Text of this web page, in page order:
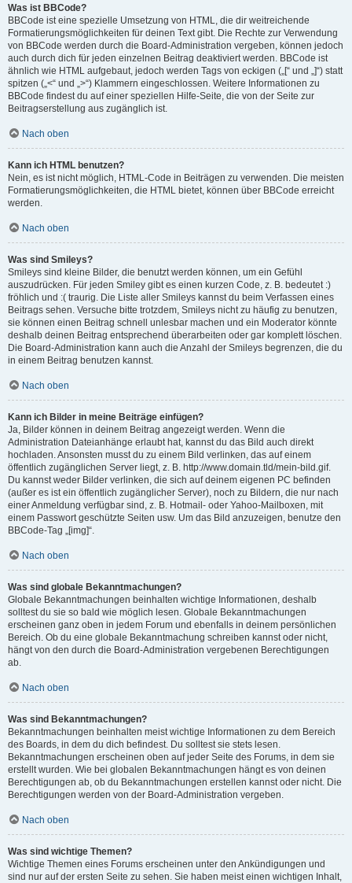
Was ist BBCode?
BBCode ist eine spezielle Umsetzung von HTML, die dir weitreichende
Formatierungsmöglichkeiten für deinen Text gibt. Die Rechte zur Verwendung
von BBCode werden durch die Board-Administration vergeben, können jedoch
auch durch dich für jeden einzelnen Beitrag deaktiviert werden. BBCode ist
ähnlich wie HTML aufgebaut, jedoch werden Tags von eckigen („[“ und „]“) statt
spitzen („<“ und „>“) Klammern eingeschlossen. Weitere Informationen zu
BBCode findest du auf einer speziellen Hilfe-Seite, die von der Seite zur
Beitragserstellung aus zugänglich ist.
Nach oben
Kann ich HTML benutzen?
Nein, es ist nicht möglich, HTML-Code in Beiträgen zu verwenden. Die meisten
Formatierungsmöglichkeiten, die HTML bietet, können über BBCode erreicht
werden.
Nach oben
Was sind Smileys?
Smileys sind kleine Bilder, die benutzt werden können, um ein Gefühl
auszudrücken. Für jeden Smiley gibt es einen kurzen Code, z. B. bedeutet :)
fröhlich und :( traurig. Die Liste aller Smileys kannst du beim Verfassen eines
Beitrags sehen. Versuche bitte trotzdem, Smileys nicht zu häufig zu benutzen,
sie können einen Beitrag schnell unlesbar machen und ein Moderator könnte
deshalb deinen Beitrag entsprechend überarbeiten oder gar komplett löschen.
Die Board-Administration kann auch die Anzahl der Smileys begrenzen, die du
in einem Beitrag benutzen kannst.
Nach oben
Kann ich Bilder in meine Beiträge einfügen?
Ja, Bilder können in deinem Beitrag angezeigt werden. Wenn die
Administration Dateianhänge erlaubt hat, kannst du das Bild auch direkt
hochladen. Ansonsten musst du zu einem Bild verlinken, das auf einem
öffentlich zugänglichen Server liegt, z. B. http://www.domain.tld/mein-bild.gif.
Du kannst weder Bilder verlinken, die sich auf deinem eigenen PC befinden
(außer es ist ein öffentlich zugänglicher Server), noch zu Bildern, die nur nach
einer Anmeldung verfügbar sind, z. B. Hotmail- oder Yahoo-Mailboxen, mit
einem Passwort geschützte Seiten usw. Um das Bild anzuzeigen, benutze den
BBCode-Tag „[img]“.
Nach oben
Was sind globale Bekanntmachungen?
Globale Bekanntmachungen beinhalten wichtige Informationen, deshalb
solltest du sie so bald wie möglich lesen. Globale Bekanntmachungen
erscheinen ganz oben in jedem Forum und ebenfalls in deinem persönlichen
Bereich. Ob du eine globale Bekanntmachung schreiben kannst oder nicht,
hängt von den durch die Board-Administration vergebenen Berechtigungen
ab.
Nach oben
Was sind Bekanntmachungen?
Bekanntmachungen beinhalten meist wichtige Informationen zu dem Bereich
des Boards, in dem du dich befindest. Du solltest sie stets lesen.
Bekanntmachungen erscheinen oben auf jeder Seite des Forums, in dem sie
erstellt wurden. Wie bei globalen Bekanntmachungen hängt es von deinen
Berechtigungen ab, ob du Bekanntmachungen erstellen kannst oder nicht. Die
Berechtigungen werden von der Board-Administration vergeben.
Nach oben
Was sind wichtige Themen?
Wichtige Themen eines Forums erscheinen unter den Ankündigungen und
sind nur auf der ersten Seite zu sehen. Sie haben meist einen wichtigen Inhalt,